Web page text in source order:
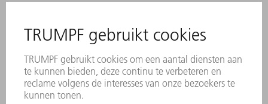
kan elk stuk gereedschap eenduidig
De werkbereiken zijn lasergehard.
Gereedschapswijzigingen zijn op
verzoek verkrijgbaar.